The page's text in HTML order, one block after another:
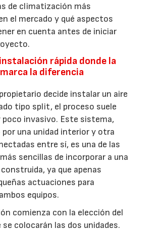
de climatización más
el mercado y qué aspectos
en cuenta antes de iniciar
rápida donde la
la diferencia
decide instalar un aire
tipo split, el proceso suele
poco invasivo. Este sistema,
una unidad interior y otra
entre sí, es una de las
sencillas de incorporar a una
ya que apenas
actuaciones para
equipos.
comienza con la elección del
se colocarán las dos unidades.